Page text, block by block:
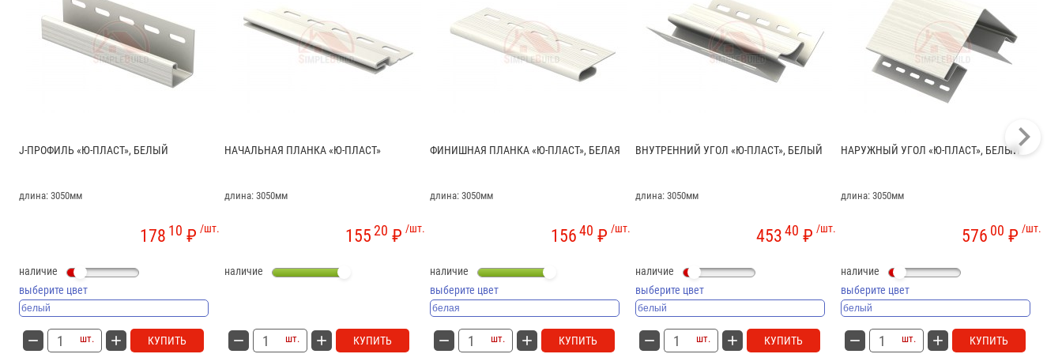
J-ПРОФИЛЬ «Ю-ПЛАСТ», БЕЛЫЙ
длина: 3050мм
/шт.
178 10 ₽
наличие
выберите цвет
шт. КУПИТЬ
НАЧАЛЬНАЯ ПЛАНКА «Ю-ПЛАСТ»
длина: 3050мм
/шт.
15520 ₽
наличие
шт. КУПИТЬ
ФИНИШНАЯ ПЛАНКА «Ю-ПЛАСТ», БЕЛАЯ
длина: 3050мм
/шт.
15640 ₽
наличие
выберите цвет
шт. КУПИТЬ
ВНУТРЕННИЙ УГОЛ «Ю-ПЛАСТ», БЕЛЫЙ
длина: 3050мм
/шт.
45340 ₽
наличие
выберите цвет
шт. КУПИТЬ
НАРУЖНЫЙ УГОЛ «Ю-ПЛАСТ», БЕЛЫЙ
длина: 3050мм
/шт.
576 00 ₽
наличие
выберите цвет
шт. КУПИТЬ